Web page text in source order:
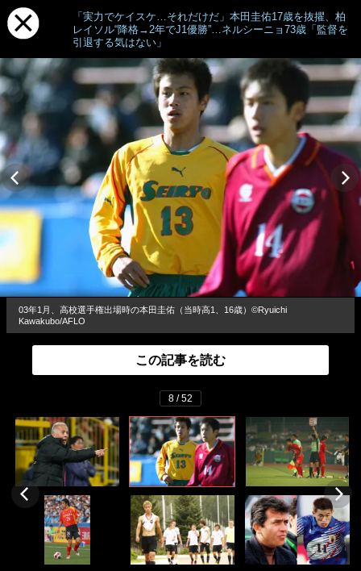
「実力でケイスケ…それだけだ」本田圭佑17歳を抜擢、柏
レイソル“降格→2年でJ1優勝”…ネルシーニョ73歳「監督を
引退する気はない」
03年1月、高校選手権出場時の本田圭佑（当時高1、16歳）©Ryuichi
Kawakubo/AFLO
この記事を読む
8 / 52